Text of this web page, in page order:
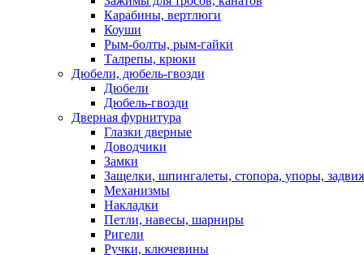
Карабины, вертлюги
Коуши
Рым-болты, рым-гайки
Талрепы, крюки
Дюбели, дюбель-гвозди
Дюбели
Дюбель-гвозди
Дверная фурнитура
Глазки дверные
Доводчики
Замки
Защелки, шпингалеты, стопора, упоры,
Механизмы
Накладки
Петли, навесы, шарниры
Ригели
Ручки, ключевины